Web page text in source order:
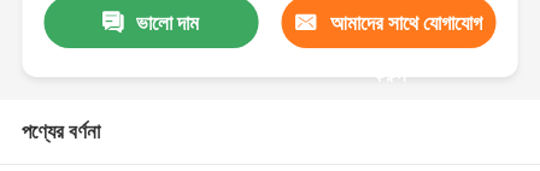
ভালো দাম আমাদের সাথে যোগাযোগ
করুন
পণ্যের বর্ণনা